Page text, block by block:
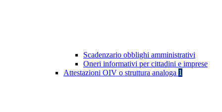
Scadenzario obblighi amministrativi
Oneri informativi per cittadini e imprese
Attestazioni OIV o struttura analoga 1